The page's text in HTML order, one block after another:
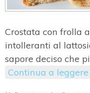
Crostata con frolla
intolleranti al
sapore deciso che
Continua a leggere